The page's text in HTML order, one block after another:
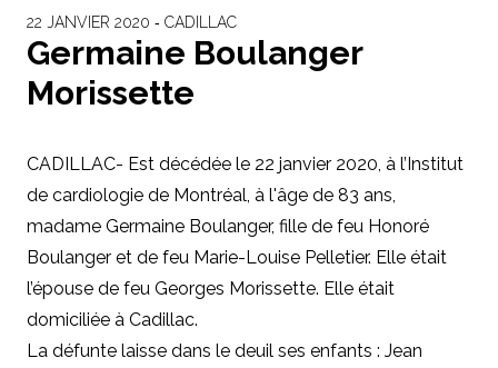
22 JANVIER 2020 ‐ CADILLAC
Germaine Boulanger
Morissette
CADILLAC- Est décédée le 22 janvier 2020, à l’Institut
de cardiologie de Montréal, à l'âge de 83 ans,
madame Germaine Boulanger, fille de feu Honoré
Boulanger et de feu Marie-Louise Pelletier. Elle était
l’épouse de feu Georges Morissette. Elle était
domiciliée à Cadillac.
La défunte laisse dans le deuil ses enfants : Jean